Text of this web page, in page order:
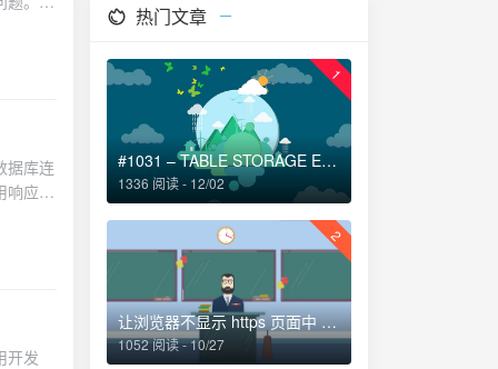
//
PHP
未进
点生
日志
，养
范
题，
=> false, PDO::ATTR_PERSISTENT => false // 不使用持久连接，由连接池管理 ]; return new PDO( $this->config['dsn'], $this->config['username'], $this->config['password'], $options ); } }方案三：连接池使用封装<?php /** * 数据库操作封装类 */ class DatabaseManager { private AdvancedConnectionPool $connectionPool; private static ?self $instance = null; private function __construct() { $config = [ 'dsn' => $_ENV['DATABASE_DSN'] ?? 'mysql:host=localhost;dbname=test', 'username' => $_ENV['DATABASE_USER'] ?? 'root', 'password' => $_ENV['DATABASE_PASS'] ?? '', 'options' => [
default: return true; } } /** * 记录请求成功 */ public function onSuccess(): void { $this->failureCount = 0; $this->state = CircuitBreakerState::CLOSED; } /** * 记录请求失败 */ public function onFailure(): void { $this->failureCount++; $this->lastFailureTime = time(); if ($this->failureCount >= $this->failureThreshold) { $this->state = CircuitBreakerState::OPEN; } } /** * 获取熔断器状态 */ public function getState(): string { return
热门文章
1
#1031 – TABLE STORAGE ENGINE FOR ” DOESN’T HAVE THIS OPTION解决方法
1336 阅读 - 12/02
2
让浏览器不显示 https 页面中 http 请求警报 http-equiv=”Content-Security-Policy” content=”upgrade-insecure-requests”
1052 阅读 - 10/27